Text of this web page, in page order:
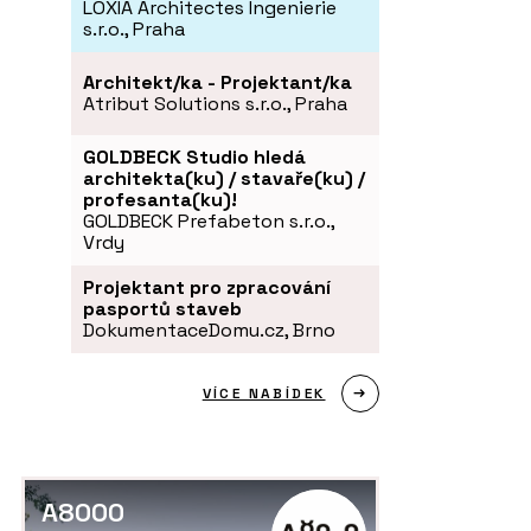
LOXIA Architectes Ingenierie
s.r.o., Praha
Architekt/ka - Projektant/ka
Atribut Solutions s.r.o., Praha
GOLDBECK Studio hledá
architekta(ku) / stavaře(ku) /
profesanta(ku)!
GOLDBECK Prefabeton s.r.o.,
Vrdy
Projektant pro zpracování
pasportů staveb
DokumentaceDomu.cz, Brno
VÍCE NABÍDEK
A8000